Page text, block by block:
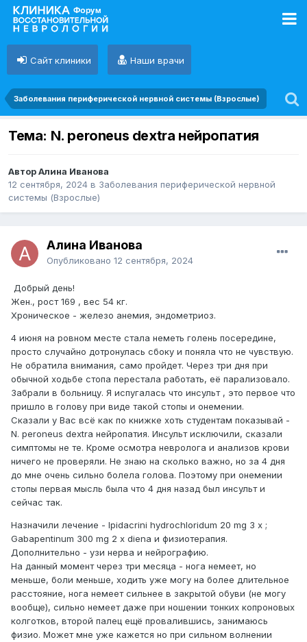
Сайт клиники Наши врачи
Заболевания периферической нервной системы (Взрослые)
Тема: N. peroneus dextra нейропатия
Автор Алина Иванова
12 сентября, 2024 в Заболевания периферической нервной
системы (Взрослые)
Алина Иванова
Опубликовано 12 сентября, 2024
Добрый день!
Жен., рост 169 , вес 54 кг.
Хроническое - железо анемия, эндометриоз.
4 июня на ровном месте стала неметь голень посередине,
просто случайно дотронулась сбоку и поняла что не чувствую.
Не обратила внимания, само пройдет. Через три дня при
обычной ходьбе стопа перестала работать, её парализовало.
Забрали в больницу. Я испугалась что инсульт , это первое что
пришло в голову при виде такой стопы и онемении.
Сказали у Вас всё как по книжке хоть студентам показывай -
N. peroneus dextra нейропатия. Инсульт исключили, сказали
симптомы не те. Кроме осмотра невролога и анализов крови
ничего не проверяли. Не знаю на сколько важно, но за 4 дня
до мне очень сильно болела голова. Поэтому при онемении
стопы первая мысль была что 4 дня назад был инсульт и
сейчас так.
Назначили лечение - Ipidacrini hydrochloridum 20 mg 3 x ;
Gabapentinum 300 mg 2 x diena и физиотерапия.
Дополнительно - узи нерва и нейрографию.
На данный момент через три месяца - нога немеет, но
меньше, боли меньше, ходить уже могу на более длительное
расстояние, нога немеет сильнее в закрытой обуви (не могу
вообще), сильно немеет даже при ношении тонких копроновых
колготков, второй палец ещё провалившись, занимаюсь
физио. Может мне уже кажется но при сильном волнении